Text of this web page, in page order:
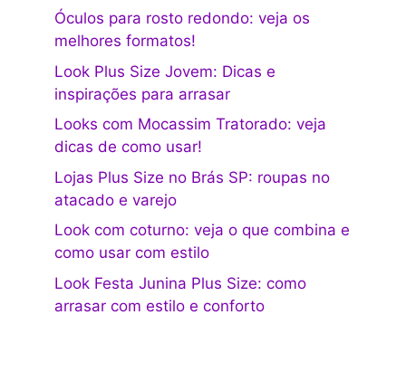
Óculos para rosto redondo: veja os
melhores formatos!
Look Plus Size Jovem: Dicas e
inspirações para arrasar
Looks com Mocassim Tratorado: veja
dicas de como usar!
Lojas Plus Size no Brás SP: roupas no
atacado e varejo
Look com coturno: veja o que combina e
como usar com estilo
Look Festa Junina Plus Size: como
arrasar com estilo e conforto